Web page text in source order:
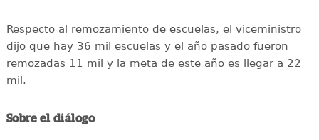
Respecto al remozamiento de escuelas, el viceministro
dijo que hay 36 mil escuelas y el año pasado fueron
remozadas 11 mil y la meta de este año es llegar a 22
mil.
Sobre el diálogo